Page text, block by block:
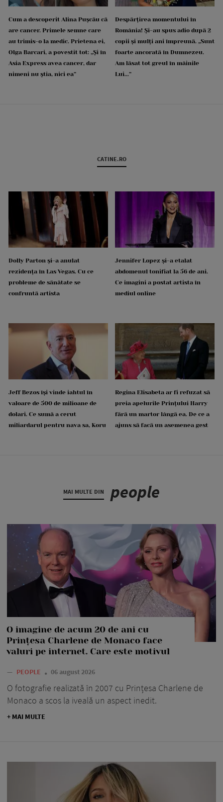
Cum a descoperit Alina Pușcău că
are cancer. Primele semne care
au trimis-o la medic. Prietena ei,
Olga Barcari, a povestit tot: „Și în
Asia Express avea cancer, dar
nimeni nu știa, nici ea”
Despărțirea momentului în
România! Și-au spus adio după 2
copii și mulți ani împreună. „Sunt
foarte ancorată în Dumnezeu.
Am lăsat tot greul în mâinile
Lui...”
CATINE.RO
Dolly Parton și-a anulat
rezidența în Las Vegas. Cu ce
probleme de sănătate se
confruntă artista
Jennifer Lopez și-a etalat
abdomenul tonifiat la 56 de ani.
Ce imagini a postat artista în
mediul online
Jeff Bezos își vinde iahtul în
valoare de 500 de milioane de
dolari. Ce sumă a cerut
miliardarul pentru nava sa, Koru
Regina Elisabeta ar fi refuzat să
preia apelurile Prințului Harry
fără un martor lângă ea. De ce a
ajuns să facă un asemenea gest
MAI MULTE DIN people
O imagine de acum 20 de ani cu
Prințesa Charlene de Monaco face
valuri pe internet. Care este motivul
— PEOPLE 06 august 2026
O fotografie realizată în 2007 cu Prințesa Charlene de
Monaco a scos la iveală un aspect inedit.
+ MAI MULTE